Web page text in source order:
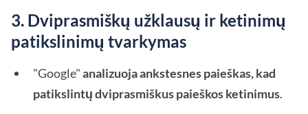
3. Dviprasmiškų užklausų ir ketinimų
patikslinimų tvarkymas
"Google"analizuoja ankstesnes paieškas, kad
patikslintų dviprasmiškus paieškos ketinimus.